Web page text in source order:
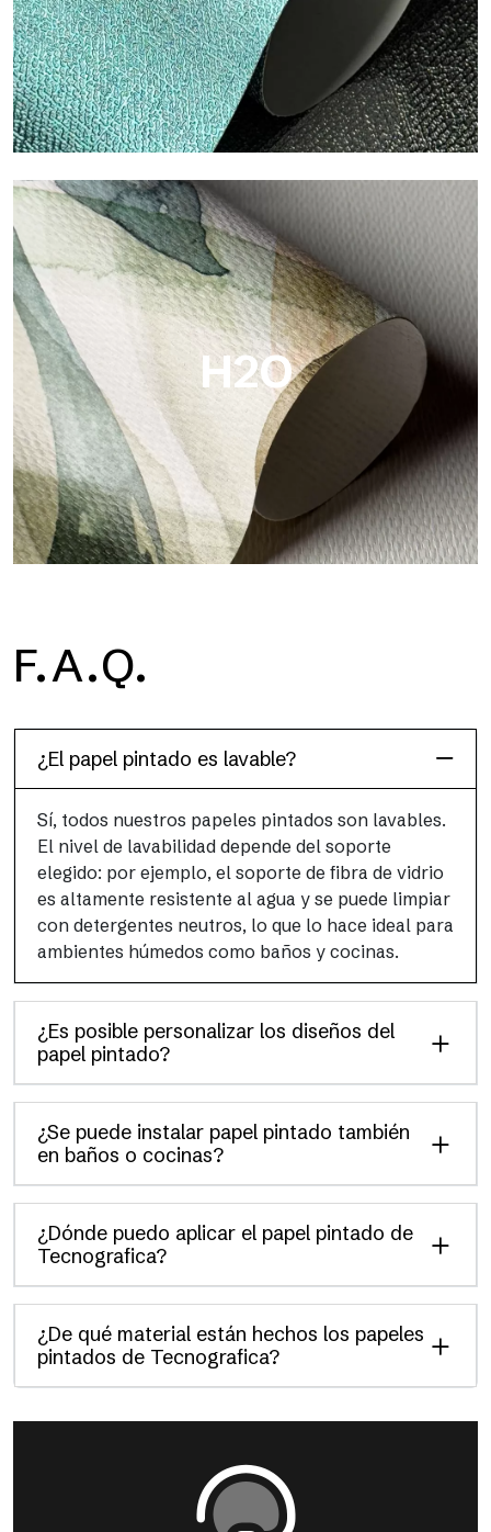
Metal
Metal es el papel pintado metálico de Tecnografica, con
reflejos metálicos únicos que resaltan los colores oro, plata,
cobre y ricos.
H2O
H2O es el papel pintado de baño de fibra de vidrio
impermeable, ideal para cabinas de ducha y ambientes
F.A.Q.
¿El papel pintado es lavable?
Sí, todos nuestros papeles pintados son lavables.
El nivel de lavabilidad depende del soporte
elegido: por ejemplo, el soporte de fibra de vidrio
es altamente resistente al agua y se puede limpiar
con detergentes neutros, lo que lo hace ideal para
ambientes húmedos como baños y cocinas.
¿Es posible personalizar los diseños del
papel pintado?
¿Se puede instalar papel pintado también
en baños o cocinas?
¿Dónde puedo aplicar el papel pintado de
Tecnografica?
¿De qué material están hechos los papeles
pintados de Tecnografica?